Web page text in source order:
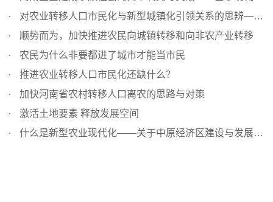
对农业转移人口市民化与新型城镇化引领关系的思辨——再论...
顺势而为，加快推进农民向城镇转移和向非农产业转移
农民为什么非要都进了城市才能当市民
推进农业转移人口市民化还缺什么？
加快河南省农村转移人口离农的思路与对策
激活土地要素 释放发展空间
什么是新型农业现代化——关于中原经济区建设与发展的理论...